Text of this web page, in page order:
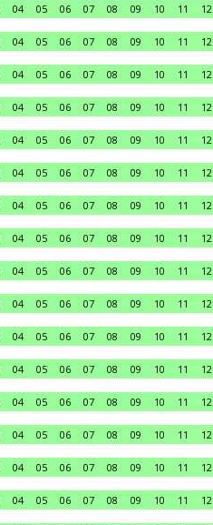
04 05 06 07 08 09 10 11 12
04 05 06 07 08 09 10 11 12
04 05 06 07 08 09 10 11 12
04 05 06 07 08 09 10 11 12
04 05 06 07 08 09 10 11 12
04 05 06 07 08 09 10 11 12
04 05 06 07 08 09 10 11 12
04 05 06 07 08 09 10 11 12
04 05 06 07 08 09 10 11 12
04 05 06 07 08 09 10 11 12
04 05 06 07 08 09 10 11 12
04 05 06 07 08 09 10 11 12
04 05 06 07 08 09 10 11 12
04 05 06 07 08 09 10 11 12
04 05 06 07 08 09 10 11 12
04 05 06 07 08 09 10 11 12